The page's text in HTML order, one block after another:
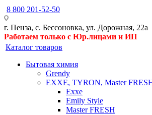
8 800 201-52-50
г. Пенза, с. Бессоновка, ул. Дорожная, 22а
Работаем только с Юр.лицами и ИП
Каталог товаров
Бытовая химия
Grendy
EXXE, TYRON, Master
Exxe
Emily Style
Master FRESH